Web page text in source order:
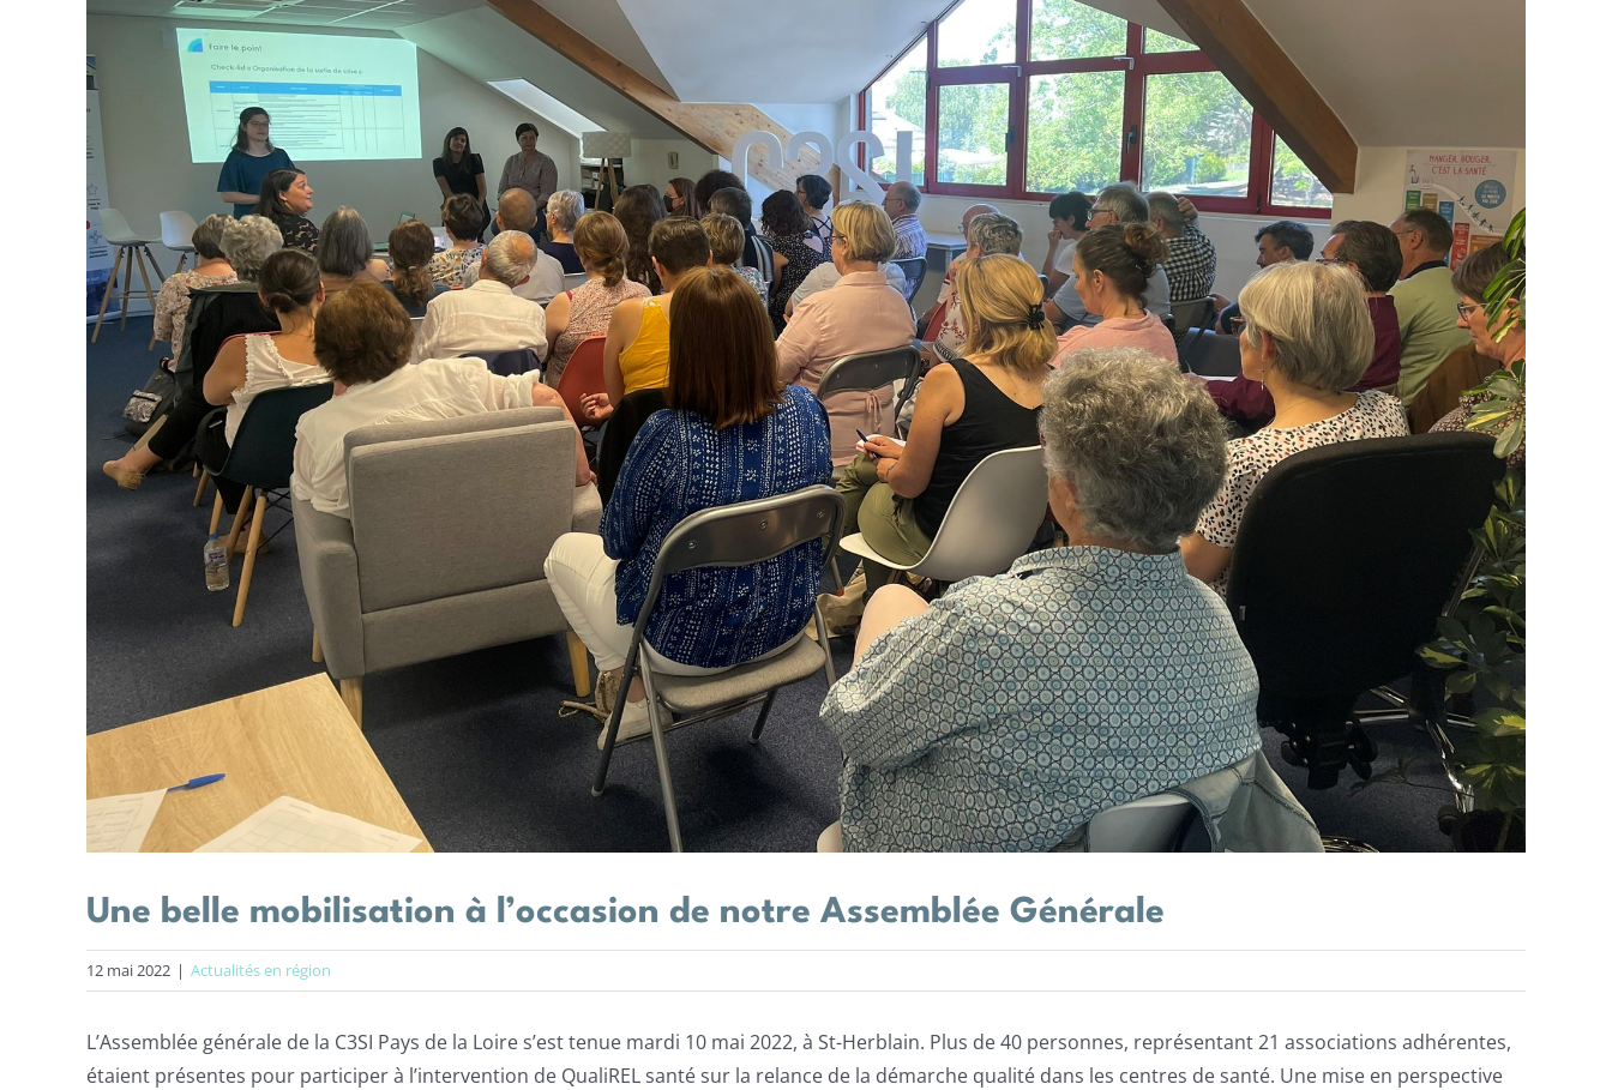
Une belle mobilisation à l’occasion de notre Assemblée Générale
12 mai 2022 | Actualités en région
L’Assemblée générale de la C3SI Pays de la Loire s’est tenue mardi 10 mai 2022, à St-Herblain. Plus de 40 personnes, représentant 21 associations adhérentes,
étaient présentes pour participer à l’intervention de QualiREL santé sur la relance de la démarche qualité dans les centres de santé. Une mise en perspective